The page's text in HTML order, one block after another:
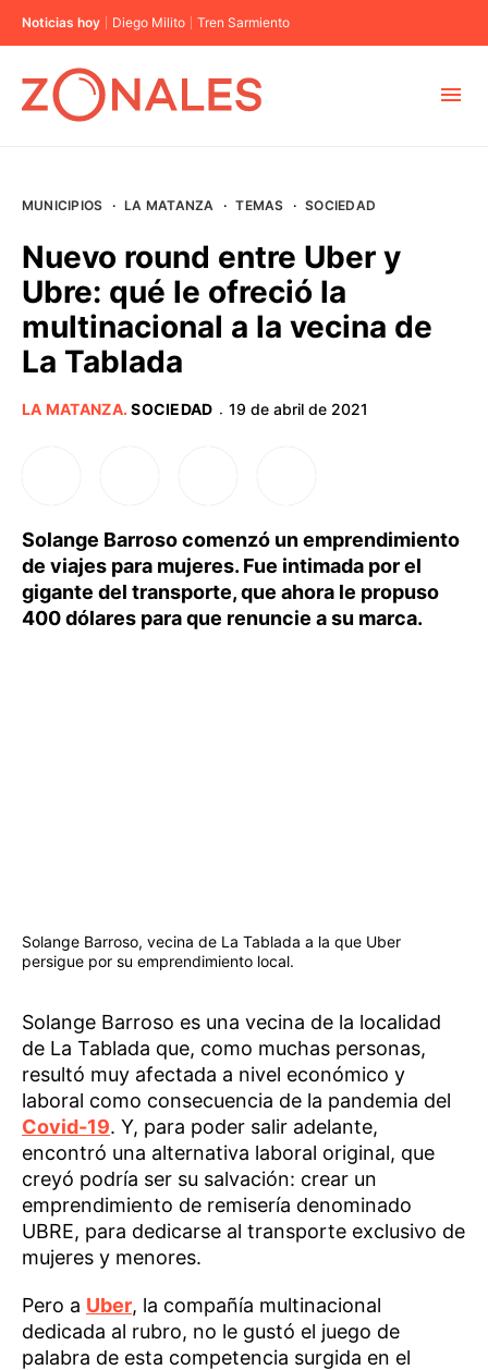
Noticias hoy Diego Milito Tren Sarmiento
BUENOS AIRES
PROVINCIAS
MUNICIPIOS · LA MATANZA · TEMAS · SOCIEDAD
Nuevo round entre Uber y
Ubre: qué le ofreció la
multinacional a la vecina de
La Tablada
LA MATANZA.SOCIEDAD · 19 de abril de 2021
Solange Barroso comenzó un emprendimiento
de viajes para mujeres. Fue intimada por el
gigante del transporte, que ahora le propuso
400 dólares para que renuncie a su marca.
Solange Barroso, vecina de La Tablada a la que Uber
persigue por su emprendimiento local.
Solange Barroso es una vecina de la localidad
de La Tablada que, como muchas personas,
resultó muy afectada a nivel económico y
laboral como consecuencia de la pandemia del
Covid-19. Y, para poder salir adelante,
encontró una alternativa laboral original, que
creyó podría ser su salvación: crear un
emprendimiento de remisería denominado
UBRE, para dedicarse al transporte exclusivo de
mujeres y menores.
Pero a Uber, la compañía multinacional
dedicada al rubro, no le gustó el juego de
palabra de esta competencia surgida en el